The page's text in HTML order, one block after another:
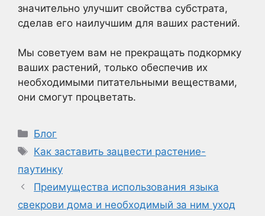
значительно улучшит свойства субстрата,
сделав его наилучшим для ваших растений.
Мы советуем вам не прекращать подкормку
ваших растений, только обеспечив их
необходимыми питательными веществами,
они смогут процветать.
Рубрики
Блог
Метки
Как заставить зацвести растение-
паутинку
Преимущества использования языка
свекрови дома и необходимый за ним уход